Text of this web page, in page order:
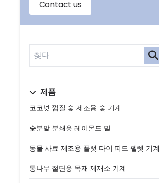
제품
코코넛 껍질 숯 제조용 숯 기계
숯분말 분쇄용 레이몬드 밀
동물 사료 제조용 플랫 다이 피드 펠렛 기계
통나무 절단용 목재 제재소 기계